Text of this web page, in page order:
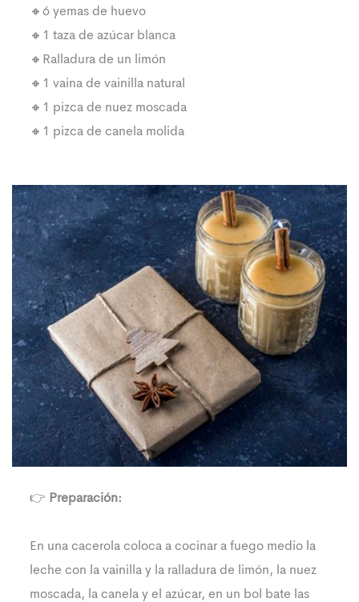
🔸6 yemas de huevo
🔸1 taza de azúcar blanca
🔸Ralladura de un limón
🔸1 vaina de vainilla natural
🔸1 pizca de nuez moscada
🔸1 pizca de canela molida
👉 Preparación:
En una cacerola coloca a cocinar a fuego medio la
leche con la vainilla y la ralladura de limón, la nuez
moscada, la canela y el azúcar, en un bol bate las